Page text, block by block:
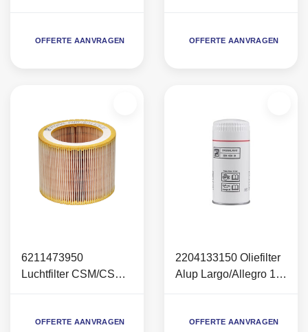
OFFERTE AANVRAGEN OFFERTE AANVRAGEN
6211473950
Luchtfilter CSM/CSA
OFFERTE AANVRAGEN
2204133150 Oliefilter
Alup Largo/Allegro 19-
OFFERTE AANVRAGEN